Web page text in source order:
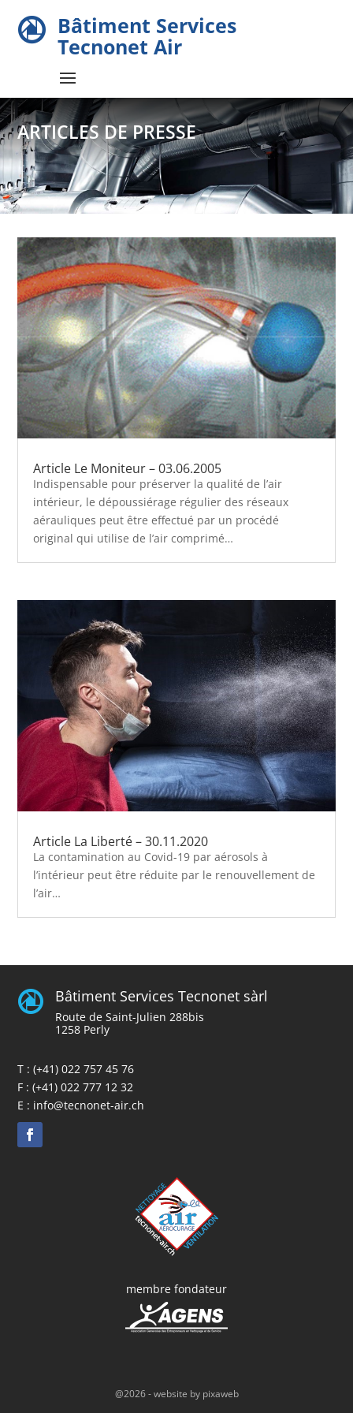
 Bâtiment Services
Tecnonet Air
ARTICLES DE PRESSE
Article Le Moniteur – 03.06.2005
Indispensable pour préserver la qualité de l’air
intérieur, le dépoussiérage régulier des réseaux
aérauliques peut être effectué par un procédé
original qui utilise de l’air comprimé…
Article La Liberté – 30.11.2020
La contamination au Covid-19 par aérosols à
l’intérieur peut être réduite par le renouvellement de
l’air…
 Bâtiment Services Tecnonet sàrl
Route de Saint-Julien 288bis
1258 Perly
T :(+41) 022 757 45 76
F : (+41) 022 777 12 32
E : info@tecnonet-air.ch
membre fondateur
@2026 - website by pixaweb